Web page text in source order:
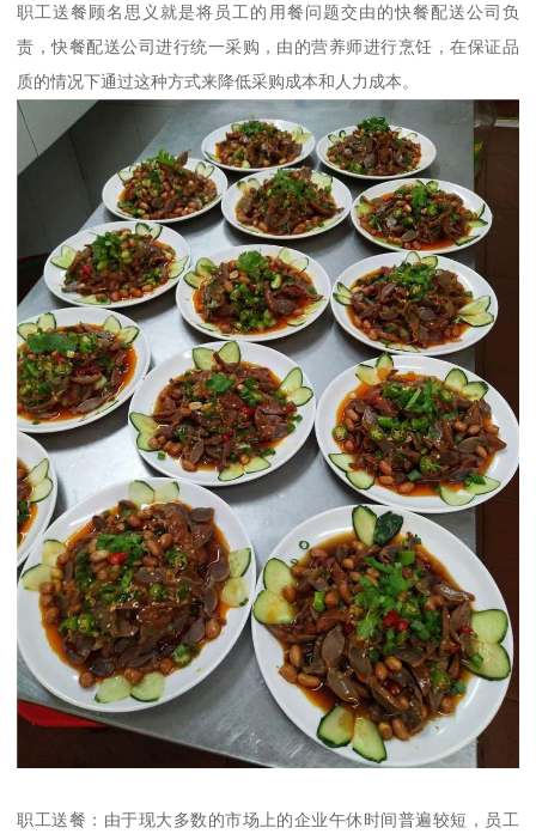
职工送餐顾名思义就是将员工的用餐问题交由的快餐配送公司负
责，快餐配送公司进行统一采购，由的营养师进行烹饪，在保证品
质的情况下通过这种方式来降低采购成本和人力成本。
职工送餐：由于现大多数的市场上的企业午休时间普遍较短，员工